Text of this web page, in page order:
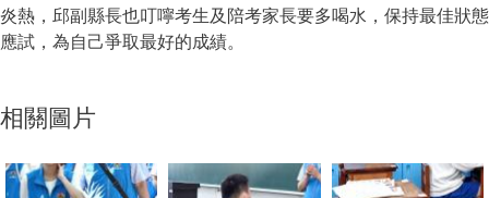
炎熱，邱副縣長也叮嚀考生及陪考家長要多喝水，保持最佳狀態
應試，為自己爭取最好的成績。
相關圖片